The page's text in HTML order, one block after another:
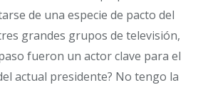
de una especie de pacto del
grandes grupos de televisión,
fueron un actor clave para el
actual presidente? No tengo la